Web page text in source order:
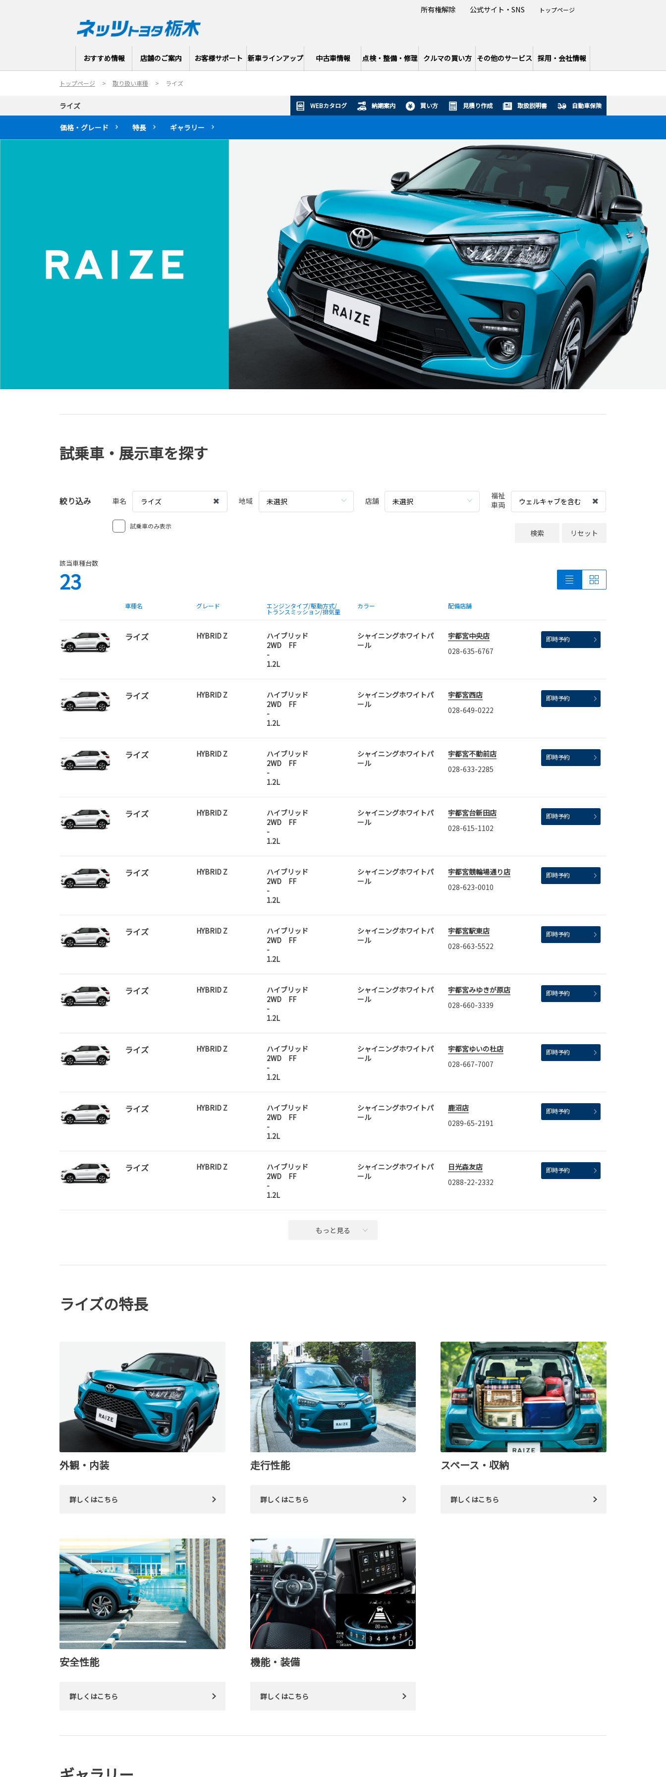
おすすめ情報 店舗のご案内 お客様サポート 新車ラインアップ 中古車情報 点検・整備・修理 クルマの買い方 その他のサービス 採用・会社情報
所有権解除 公式サイト・SNS トップページ
トップページ 取り扱い車種 ライズ
ライズ WEBカタログ 納期案内 買い方 見積り作成 取扱説明書 自動車保険
価格・グレード 特長 ギャラリー
試乗車・展示車を探す
絞り込み 車名 ライズ 地域 未選択 店舗 未選択
福祉
車両
ウェルキャブを含む
試乗車のみ表示
検索 リセット
該当車種台数
23
車種名 グレード エンジンタイプ/駆動方式/
トランスミッション/排気量
カラー 配備店舗
ライズ HYBRID Z
ハイブリッド
2WD FF
-
1.2L
シャイニングホワイトパ
ール
宇都宮中央店
028-635-6767
即時予約
ライズ HYBRID Z
ハイブリッド
2WD FF
-
1.2L
シャイニングホワイトパ
ール
宇都宮西店
028-649-0222
即時予約
ライズ HYBRID Z
ハイブリッド
2WD FF
-
1.2L
シャイニングホワイトパ
ール
宇都宮不動前店
028-633-2285
即時予約
ライズ HYBRID Z
ハイブリッド
2WD FF
-
1.2L
シャイニングホワイトパ
ール
宇都宮台新田店
028-615-1102
即時予約
ライズ HYBRID Z
ハイブリッド
2WD FF
-
1.2L
シャイニングホワイトパ
ール
宇都宮競輪場通り店
028-623-0010
即時予約
ライズ HYBRID Z
ハイブリッド
2WD FF
-
1.2L
シャイニングホワイトパ
ール
宇都宮駅東店
028-663-5522
即時予約
ライズ HYBRID Z
ハイブリッド
2WD FF
-
1.2L
シャイニングホワイトパ
ール
宇都宮みゆきが原店
028-660-3339
即時予約
ライズ HYBRID Z
ハイブリッド
2WD FF
-
1.2L
シャイニングホワイトパ
ール
宇都宮ゆいの杜店
028-667-7007
即時予約
ライズ HYBRID Z
ハイブリッド
2WD FF
-
1.2L
シャイニングホワイトパ
ール
鹿沼店
0289-65-2191
即時予約
ライズ HYBRID Z
ハイブリッド
2WD FF
-
1.2L
シャイニングホワイトパ
ール
日光森友店
0288-22-2332
即時予約
もっと見る
ライズの特長
外観・内装
詳しくはこちら
走行性能
詳しくはこちら
スペース・収納
詳しくはこちら
安全性能
詳しくはこちら
機能・装備
詳しくはこちら